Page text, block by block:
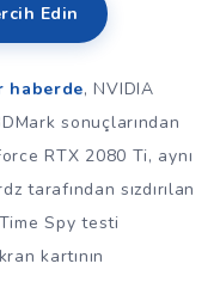
Edin
haberde, NVIDIA
sonuçlarından
RTX 2080 Ti, aynı
tarafından sızdırılan
Spy testi
kartının